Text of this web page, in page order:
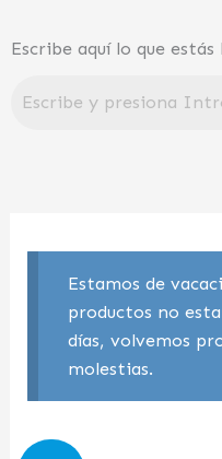
Escribe aquí lo que estás
Estamos de
productos no
días, volvemos
molestias.